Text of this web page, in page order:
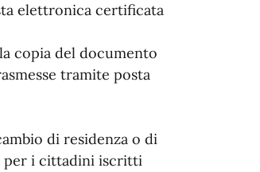
elettronica certificata
copia del documento
tramite posta
di residenza o di
per i cittadini iscritti